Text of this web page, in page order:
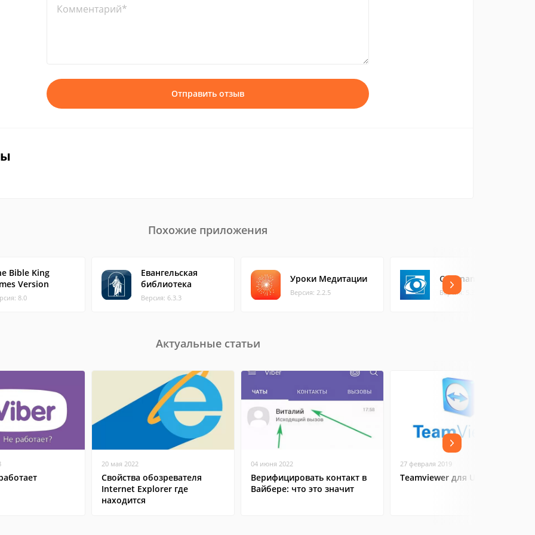
Комментарий*
Отправить отзыв
Похожие приложения
Bible King
Version
8.0
Евангельская
библиотека
Версия: 6.3.3
Уроки Медитации
Версия: 2.2.5
Covenant Eyes
Версия: 5.3.8
Актуальные статьи
20 мая 2022
Свойства обозревателя
Internet Explorer где
находится
04 июня 2022
Верифицировать контакт в
Вайбере: что это значит
27 февраля 2019
Teamviewer для Ubuntu